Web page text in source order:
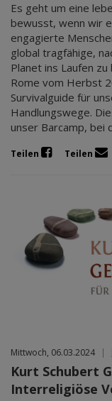
Es geht um eine
bewusst, wenn wir
engagierte
global tragfähige,
Planet ins Laufen
Rome vom Herbst
Survivalguide für
Handlungswege.
unser Barcamp, bei
Teilen Teilen
Mittwoch, 06.03.2024 |
Kurt Schubert
Interreligiöse